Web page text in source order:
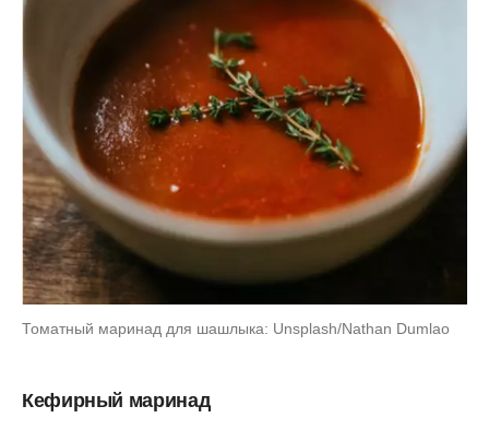
Томатный маринад для шашлыка: Unsplash/Nathan Dumlao
Кефирный маринад